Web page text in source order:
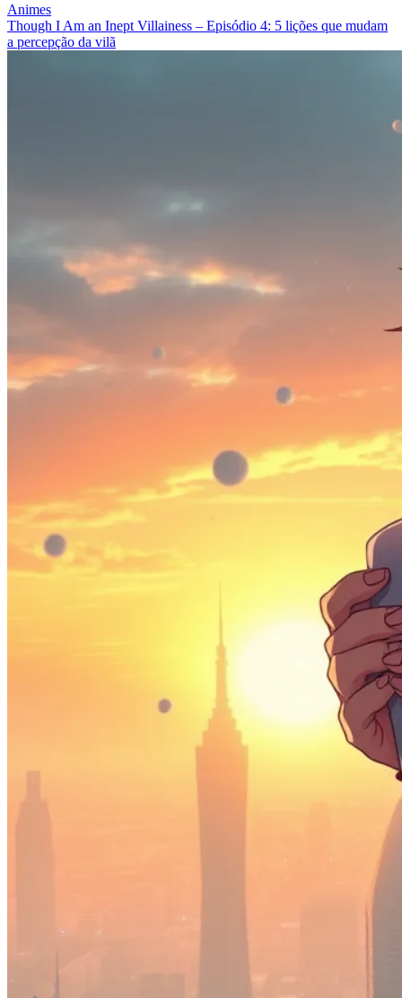
Animes
Though I Am an Inept Villainess – Episódio 4: 5 lições que mudam
a percepção da vilã